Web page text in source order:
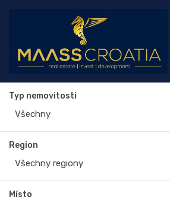
Typ nemovitosti
Všechny
Region
Všechny regiony
Místo